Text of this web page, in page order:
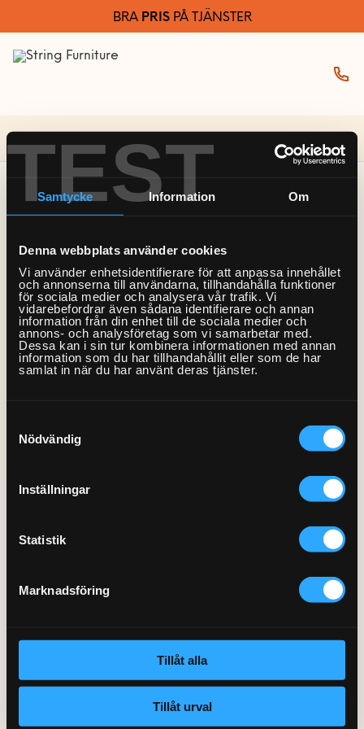
TEST
Samtycke Information Om
Denna webbplats använder cookies
Vi använder enhetsidentifierare för att anpassa innehållet
och annonserna till användarna, tillhandahålla funktioner
för sociala medier och analysera vår trafik. Vi
vidarebefordrar även sådana identifierare och annan
information från din enhet till de sociala medier och
annons- och analysföretag som vi samarbetar med.
Dessa kan i sin tur kombinera informationen med annan
information som du har tillhandahållit eller som de har
samlat in när du har använt deras tjänster.
Nödvändig
Inställningar
Statistik
Marknadsföring
Tillåt alla
Tillåt urval
BRA PRISPÅ TJÄNSTER
Sidan kunde inte
hittas
Tyvärr kunde vi inte hitta den sida du letar efter. Det
kan bero på att sidan inte längre finns eller att den
har flyttats.
112 38 Stockholm
Telefon: 0770 220 720
Klicka här